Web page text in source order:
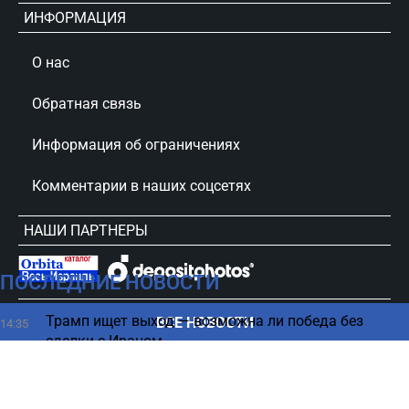
ПОСЛЕДНИЕ НОВОСТИ
14:35
Трамп ищет выход — возможна ли победа без
сделки с Ираном
ВСЕ НОВОСТИ
ИНФОРМАЦИЯ
О нас
Обратная связь
Информация об ограничениях
Комментарии в наших соцсетях
НАШИ ПАРТНЕРЫ
сursorinfo.co.il © Все права защищены